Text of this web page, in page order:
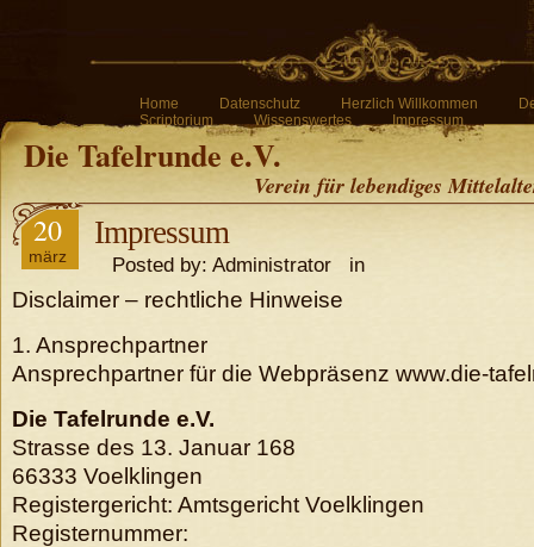
Home Datenschutz Herzlich Willkommen
Scriptorium
Wissenswertes Impressum
Die Tafelrunde e.V.
Verein für lebendiges
20
märz
Impressum
Posted by: Administrator in
Disclaimer – rechtliche Hinweise
1. Ansprechpartner
Ansprechpartner für die Webpräsenz www.die-
Die Tafelrunde e.V.
Strasse des 13. Januar 168
66333 Voelklingen
Registergericht: Amtsgericht Voelklingen
Registernummer: